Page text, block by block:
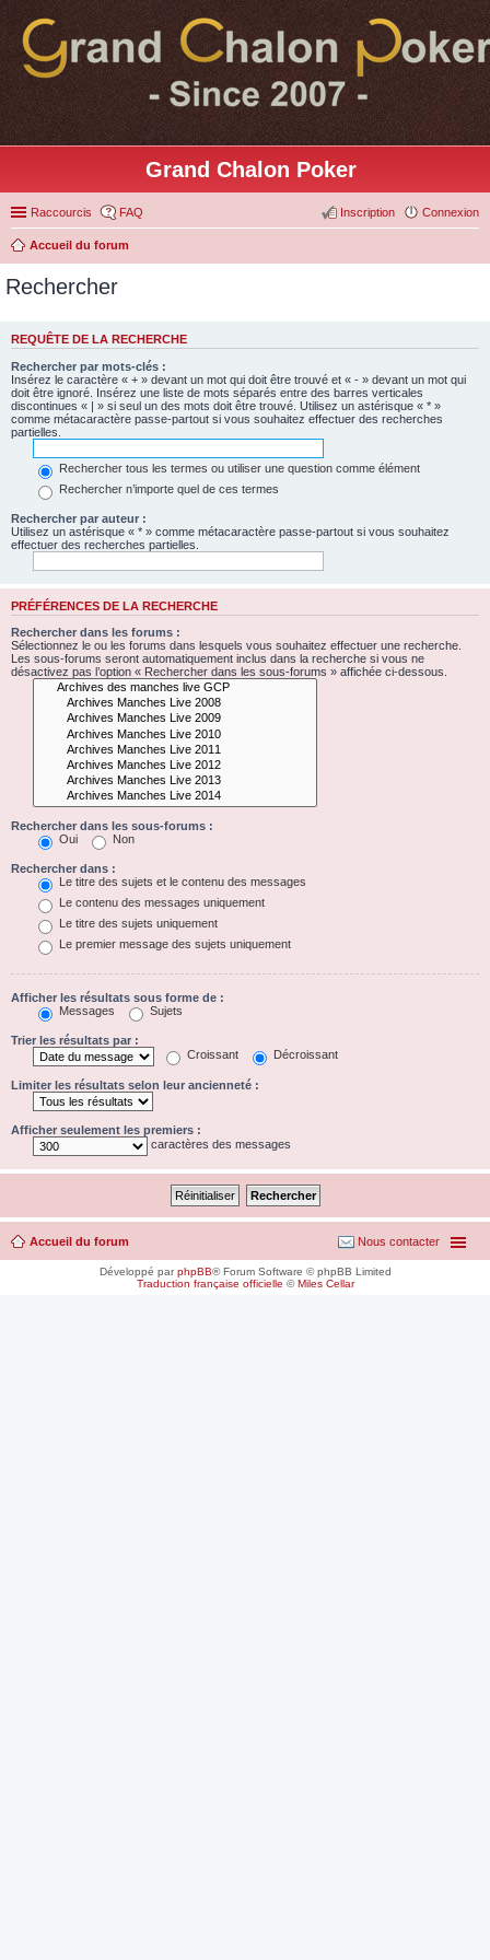
Grand Chalon Poker
Raccourcis FAQ Connexion
Inscription
Accueil du forum
Rechercher
REQUÊTE DE LA RECHERCHE
Rechercher par mots-clés :
Insérez le caractère « + » devant un mot qui doit être trouvé et « - » devant un mot qui
doit être ignoré. Insérez une liste de mots séparés entre des barres verticales
discontinues « | » si seul un des mots doit être trouvé. Utilisez un astérisque « * »
comme métacaractère passe-partout si vous souhaitez effectuer des recherches
partielles.
Rechercher tous les termes ou utiliser une question comme élément
Rechercher n’importe quel de ces termes
Rechercher par auteur :
Utilisez un astérisque « * » comme métacaractère passe-partout si vous souhaitez
effectuer des recherches partielles.
PRÉFÉRENCES DE LA RECHERCHE
Rechercher dans les forums :
Sélectionnez le ou les forums dans lesquels vous souhaitez effectuer une recherche.
Les sous-forums seront automatiquement inclus dans la recherche si vous ne
désactivez pas l’option « Rechercher dans les sous-forums » affichée ci-dessous.
Rechercher dans les sous-forums :
Oui
Non
Rechercher dans :
Le titre des sujets et le contenu des messages
Le contenu des messages uniquement
Le titre des sujets uniquement
Le premier message des sujets uniquement
Afficher les résultats sous forme de :
Messages
Sujets
Trier les résultats par :
Croissant
Décroissant
Limiter les résultats selon leur ancienneté :
Afficher seulement les premiers :
caractères des messages
Accueil du forum Nous contacter
Développé parphpBB® Forum Software © phpBB Limited
Traduction française officielle ©Miles Cellar